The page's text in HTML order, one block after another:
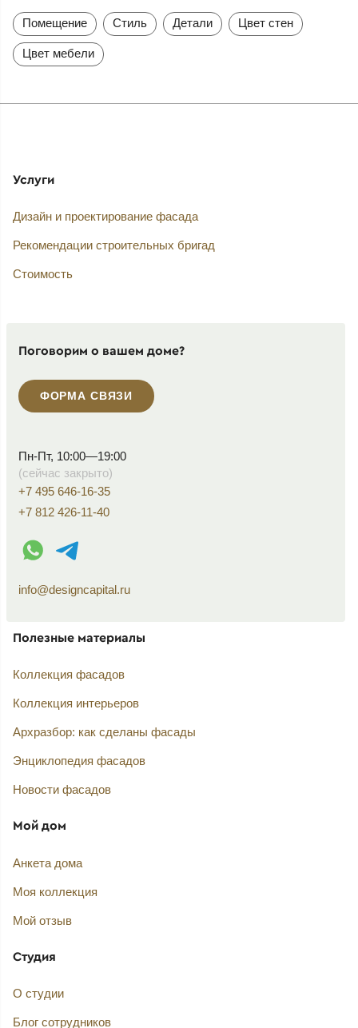
Помещение Стиль Детали Цвет стен
Цвет мебели
Услуги
Дизайн и проектирование фасада
Рекомендации строительных бригад
Стоимость
Поговорим о вашем доме?
ФОРМА СВЯЗИ
Пн-Пт, 10:00—19:00
(сейчас закрыто)
+7 495 646-16-35
+7 812 426-11-40
WhatsApp контакт
Telegram контакт
info@designcapital.ru
Полезные материалы
Коллекция фасадов
Коллекция интерьеров
Архразбор: как сделаны фасады
Энциклопедия фасадов
Новости фасадов
Мой дом
Анкета дома
Моя коллекция
Мой отзыв
Студия
О студии
Блог сотрудников